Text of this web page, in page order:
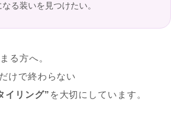
る装いを見つけたい。
る方へ。
けで終わらない
イリング” を大切にしています。